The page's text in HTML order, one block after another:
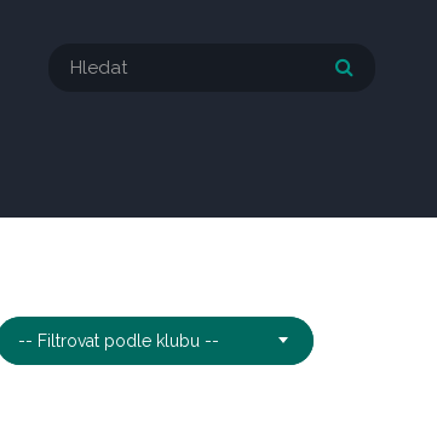
-- Filtrovat podle klubu --